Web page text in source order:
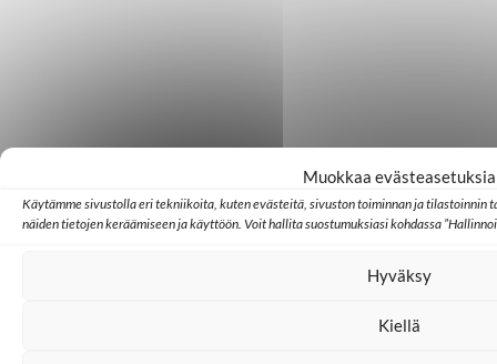
Muokkaa evästeasetuksia
Käytämme sivustolla eri tekniikoita, kuten evästeitä, sivuston toiminnan ja tilastoinnin
näiden tietojen keräämiseen ja käyttöön. Voit hallita suostumuksiasi kohdassa
Hyväksy
Kiellä